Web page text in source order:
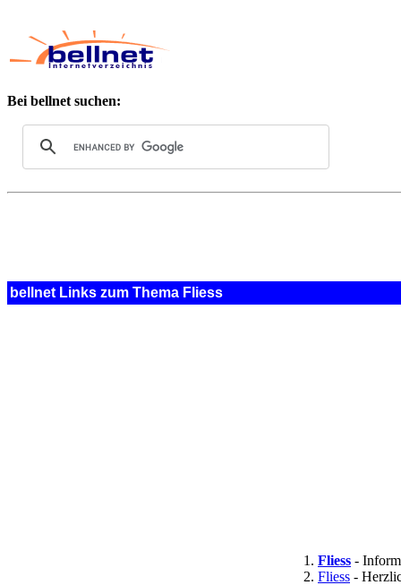
Bei bellnet suchen:
bellnet Links zum Thema Fliess
Fliess -
Fliess -